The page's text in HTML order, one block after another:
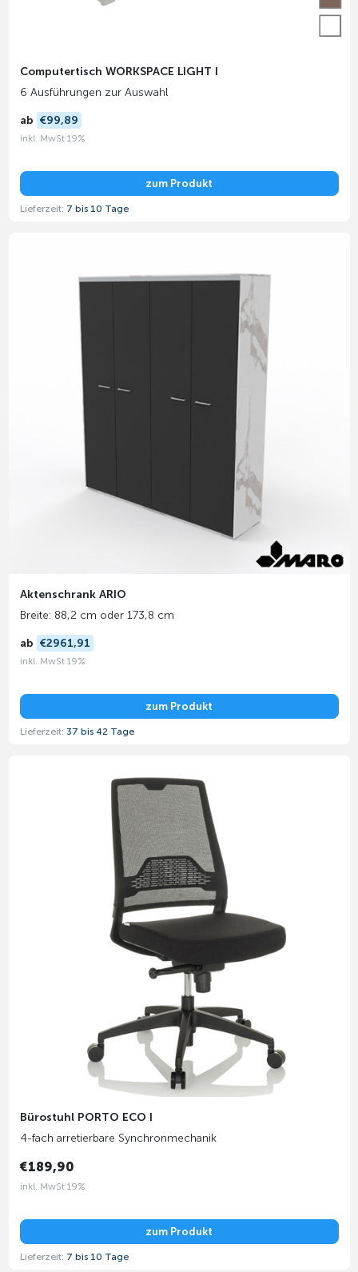
Computertisch WORKSPACE LIGHT I
6 Ausführungen zur Auswahl
ab €99,89
inkl. MwSt 19%
zum Produkt
Lieferzeit: 7 bis 10 Tage
Aktenschrank ARIO
Breite: 88,2 cm oder 173,8 cm
ab €2961,91
inkl. MwSt 19%
zum Produkt
Lieferzeit: 37 bis 42 Tage
Bürostuhl PORTO ECO I
4-fach arretierbare Synchronmechanik
€189,90
inkl. MwSt 19%
zum Produkt
Lieferzeit: 7 bis 10 Tage